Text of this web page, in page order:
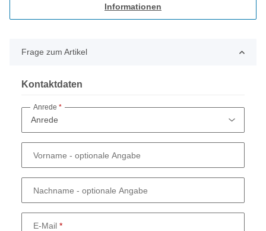
Informationen
Frage zum Artikel
Kontaktdaten
Anrede
Vorname - optionale Angabe
Nachname - optionale Angabe
E-Mail